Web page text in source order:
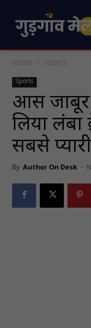
Home Sports
Sports
ओंस जाबूर
लिया
सबसे
By Author On Desk -